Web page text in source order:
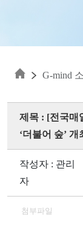
G-mind
제목 : [전국매
‘더불어 숲’ 개
작성자 : 관리
자
첨부파일